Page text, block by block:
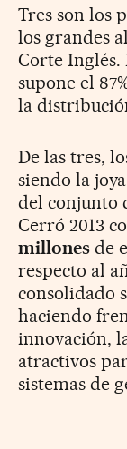
Tres son los
los grandes
Corte Inglés.
supone el
la
De las tres,
siendo la
del conjunto
Cerró 2013
millonesde
respecto al
consolidado
haciendo
innovación,
atractivos
sistemas de